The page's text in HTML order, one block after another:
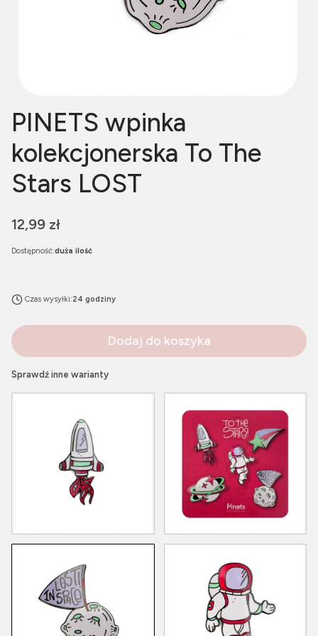
PINETS wpinka
kolekcjonerska To The
Stars LOST
Cena
12,99 zł
Dostępność:duża ilość
Czas wysyłki:24 godziny
Dodaj do koszyka
Sprawdź inne warianty